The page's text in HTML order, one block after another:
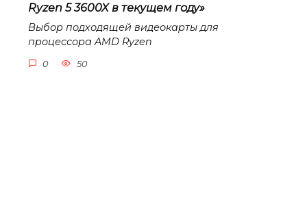
Ryzen 5 3600X в текущем году»
Выбор подходящей видеокарты для
процессора AMD Ryzen
0 50